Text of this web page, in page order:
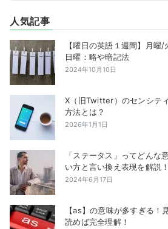
人気記事
【曜日の英語１週間】月
日曜：略や暗記法
2024年10月10日
X（旧Twitter）のセンシテ
方法とは？
2026年1月1日
「ステータス」ってどんな
い方と言い換え表現を解説！
2024年6月17日
【as】の意味が多すぎる！
読めば完全理解！